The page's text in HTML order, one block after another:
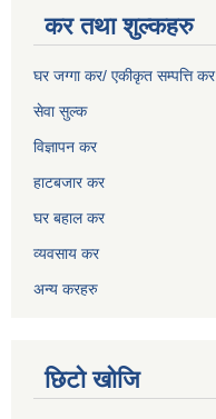
कर तथा शुल्कहरु
घर जग्गा कर/ एकीकृत सम्पत्ति कर
सेवा सुल्क
विज्ञापन कर
हाटबजार कर
घर बहाल कर
व्यवसाय कर
अन्य करहरु
छिटो खोजि